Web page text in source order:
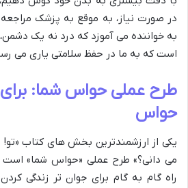
در صورت نیاز، به موقع به پزشک
به خواننده می آموزد که درد نه یک
است که به ما در حفظ سلامتی یاری می
طرح عملی حواس شما: برای
حواس
یکی از ارزشمندترین بخش های کتاب
می دانی؟» طرح عملی «حواس شما» است
راه گام به گام برای جوان تر زندگی